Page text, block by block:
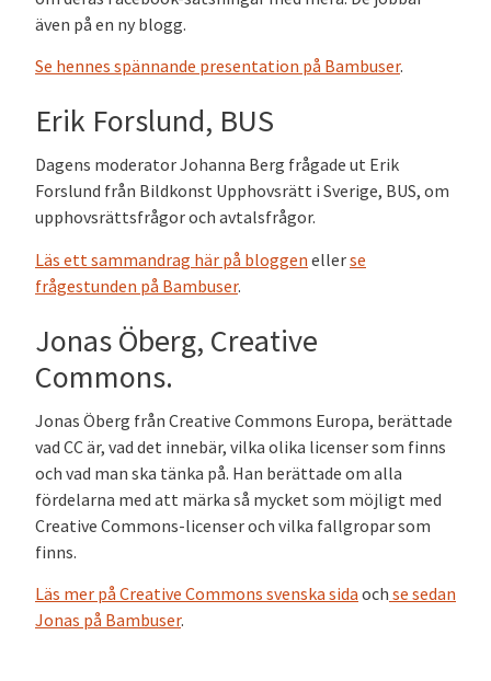
även på en ny blogg.
Se hennes spännande presentation på Bambuser.
Erik Forslund, BUS
Dagens moderator Johanna Berg frågade ut Erik
Forslund från Bildkonst Upphovsrätt i Sverige, BUS, om
upphovsrättsfrågor och avtalsfrågor.
Läs ett sammandrag här på bloggen ellerse
frågestunden på Bambuser.
Jonas Öberg, Creative
Commons.
Jonas Öberg från Creative Commons Europa, berättade
vad CC är, vad det innebär, vilka olika licenser som finns
och vad man ska tänka på. Han berättade om alla
fördelarna med att märka så mycket som möjligt med
Creative Commons-licenser och vilka fallgropar som
finns.
Läs mer på Creative Commons svenska sida och se sedan
Jonas på Bambuser.